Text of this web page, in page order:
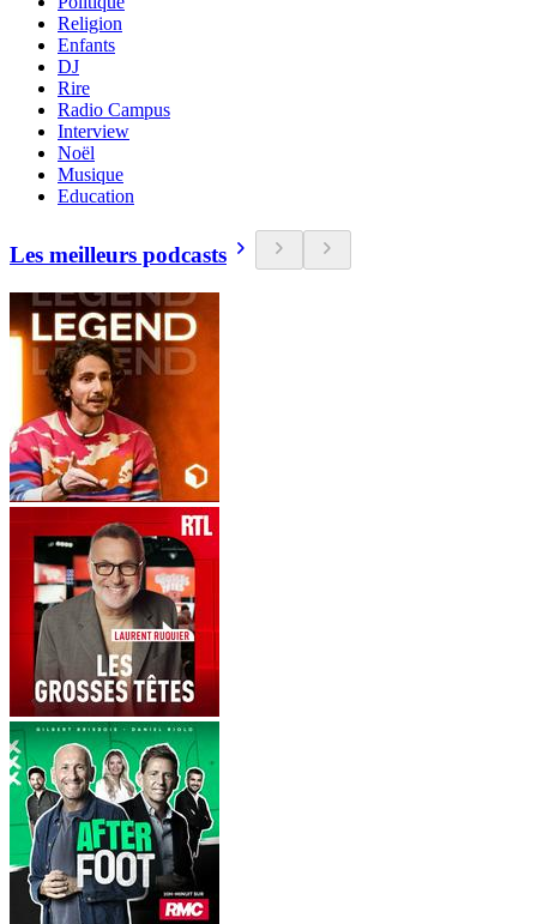
Religion
Enfants
DJ
Rire
Radio Campus
Interview
Noël
Musique
Education
Les meilleurs podcasts